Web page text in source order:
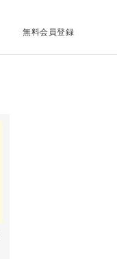
無料会員登録